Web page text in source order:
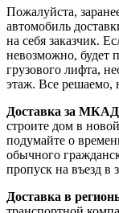
Пожалуйста,
автомобиль
на себя заказчик.
невозможно, будет
грузового лифта,
этаж. Все решаемо,
Доставка за МКАД
строите дом в
подумайте о
обычного
пропуск на въезд в
Доставка в